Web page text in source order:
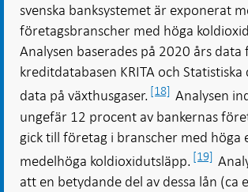
svenska banksystemet är exponerat
företagsbranscher med höga
Analysen baserades på 2020 års data
kreditdatabasen KRITA och
data på växthusgaser. [18] Analysen
ungefär 12 procent av bankernas
gick till företag i branscher med höga
medelhöga koldioxidutsläpp. [19]
att en betydande del av dessa lån (ca